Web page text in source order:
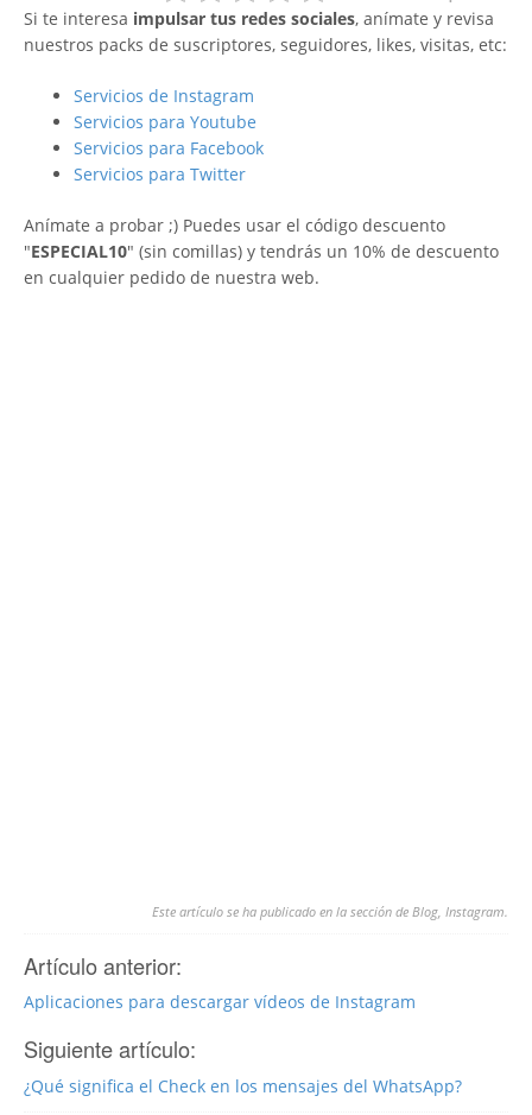
Si te interesa impulsar tus redes sociales, anímate y revisa
nuestros packs de suscriptores, seguidores, likes, visitas, etc:
Servicios de Instagram
Servicios para Youtube
Servicios para Facebook
Servicios para Twitter
Anímate a probar ;) Puedes usar el código descuento
"ESPECIAL10" (sin comillas) y tendrás un 10% de descuento
en cualquier pedido de nuestra web.
Este artículo se ha publicado en la sección de Blog, Instagram.
Artículo anterior:
Aplicaciones para descargar vídeos de Instagram
Siguiente artículo:
¿Qué significa el Check en los mensajes del WhatsApp?